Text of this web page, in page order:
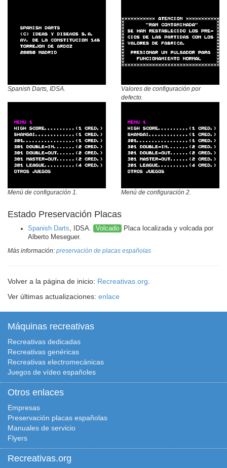
Spanish Darts, IDSA.
Valores de configuración por
defecto.
Menú de configuración 1. Menú de configuración 2.
Estado Preservación Placas
Spanish Darts, IDSA. Volcado
Placa localizada y volcada por
Alberto Meseguer.
Más información: preservación de placas españolas
Volver a la página de inicio: Recreativas.org
Ver últimas actualizaciones: enlace
Máquinas recreativas
Recreativas dedicadas
Recreativas genéricas
Recreativas electromecánicas
Juegos de vídeo españoles
Otros enlaces
Empresas
Preservación placas españolas
Manuales de servicio
Flyers
Recreativas.org